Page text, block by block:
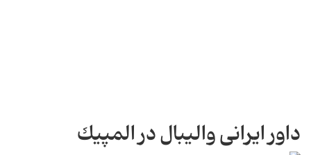
داور ایرانی والیبال در المپیك